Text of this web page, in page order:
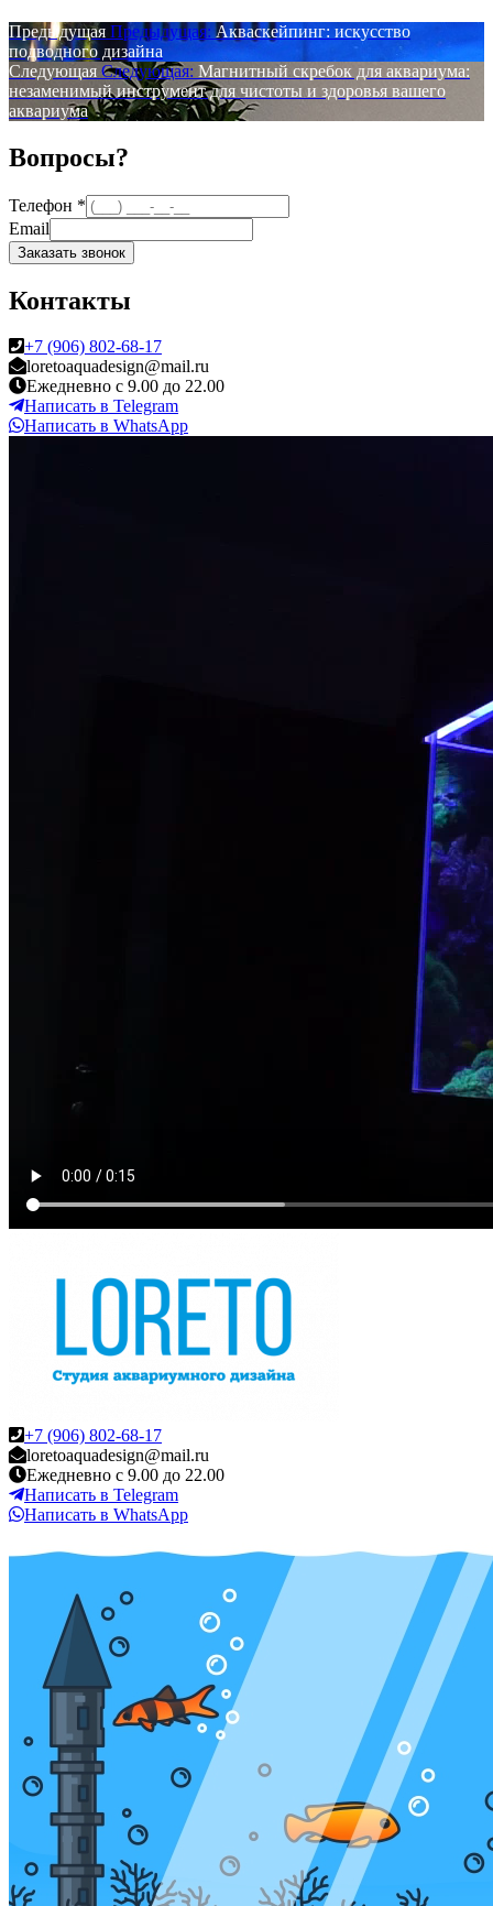
Предыдущая Предыдущая: Акваскейпинг: искусство
подводного дизайна
Следующая Следующая: Магнитный скребок для аквариума:
незаменимый инструмент для чистоты и здоровья вашего
аквариума
Вопросы?
Телефон *
Email
Заказать звонок
Контакты
+7 (906) 802-68-17
loretoaquadesign@mail.ru
Ежедневно с 9.00 до 22.00
Написать в Telegram
Написать в WhatsApp
+7 (906) 802-68-17
loretoaquadesign@mail.ru
Ежедневно с 9.00 до 22.00
Написать в Telegram
Написать в WhatsApp